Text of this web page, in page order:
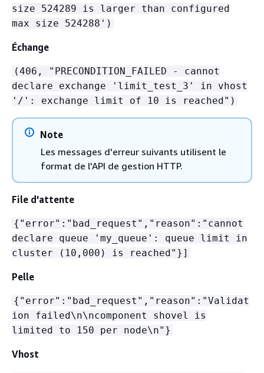
size 524289 is larger than configured
max size 524288')
Échange
(406, "PRECONDITION_FAILED - cannot
declare exchange 'limit_test_3' in vhost
'/': exchange limit of 10 is reached")
Note
Les messages d'erreur suivants utilisent le
format de l'API de gestion HTTP.
File d'attente
{ "error":"bad_request","reason":"cannot
declare queue 'my_queue': queue limit in
cluster (10,000) is reached"}]
Pelle
{ "error":"bad_request","reason":"Validat
ion failed\n\ncomponent shovel is
limited to 150 per node\n"}
Vhost